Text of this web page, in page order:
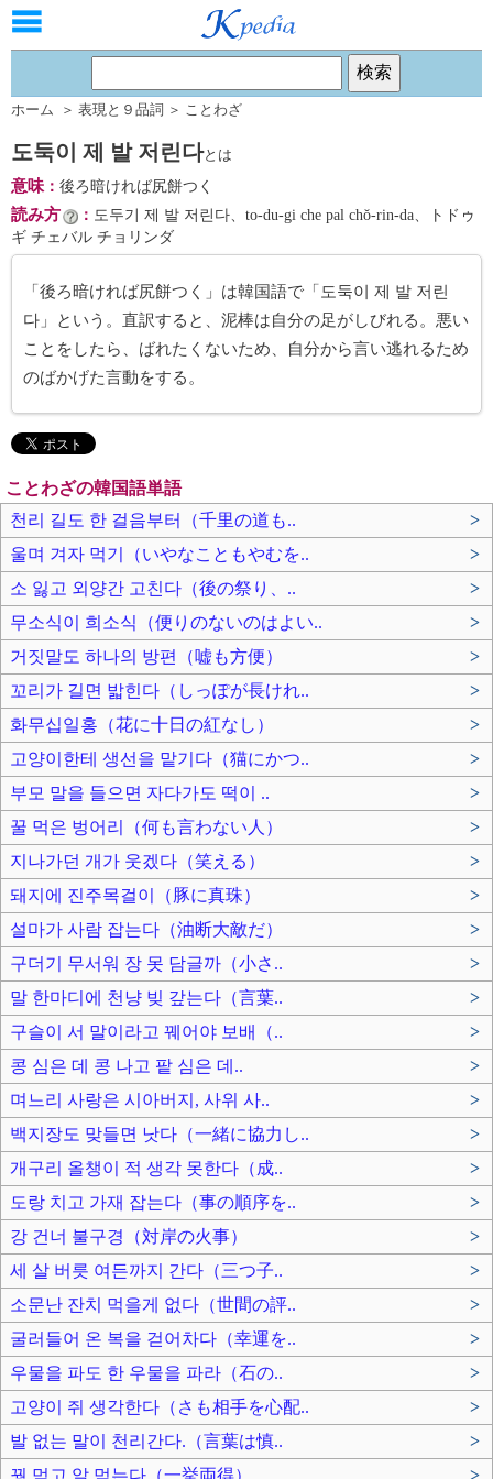
ホーム ＞ 表現と９品詞 ＞ ことわざ
도둑이 제 발 저린다とは
意味： 後ろ暗ければ尻餅つく
読み方 ： 도두기 제 발 저린다、to-du-gi che pal chŏ-rin-da、トドゥ
ギ チェバル チョリンダ
「後ろ暗ければ尻餅つく」は韓国語で「도둑이 제 발 저린
다」という。直訳すると、泥棒は自分の足がしびれる。悪い
ことをしたら、ばれたくないため、自分から言い逃れるため
のばかげた言動をする。
ことわざの韓国語単語
천리 길도 한 걸음부터（千里の道も..
>
울며 겨자 먹기（いやなこともやむを..
>
소 잃고 외양간 고친다（後の祭り、..
>
무소식이 희소식（便りのないのはよい..
>
거짓말도 하나의 방편（嘘も方便）
>
꼬리가 길면 밟힌다（しっぽが長けれ..
>
화무십일홍（花に十日の紅なし）
>
고양이한테 생선을 맡기다（猫にかつ..
>
부모 말을 들으면 자다가도 떡이 ..
>
꿀 먹은 벙어리（何も言わない人）
>
지나가던 개가 웃겠다（笑える）
>
돼지에 진주목걸이（豚に真珠）
>
설마가 사람 잡는다（油断大敵だ）
>
구더기 무서워 장 못 담글까（小さ..
>
말 한마디에 천냥 빚 갚는다（言葉..
>
구슬이 서 말이라고 꿰어야 보배（..
>
콩 심은 데 콩 나고 팥 심은 데..
>
며느리 사랑은 시아버지, 사위 사..
>
백지장도 맞들면 낫다（一緒に協力し..
>
개구리 올챙이 적 생각 못한다（成..
>
도랑 치고 가재 잡는다（事の順序を..
>
강 건너 불구경（対岸の火事）
>
세 살 버릇 여든까지 간다（三つ子..
>
소문난 잔치 먹을게 없다（世間の評..
>
굴러들어 온 복을 걷어차다（幸運を..
>
우물을 파도 한 우물을 파라（石の..
>
고양이 쥐 생각한다（さも相手を心配..
>
발 없는 말이 천리간다.（言葉は慎..
>
꿩 먹고 알 먹는다（一挙両得）
>